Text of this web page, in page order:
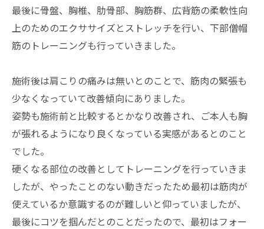
最後に骨盤、胸椎、肋骨部、胸筋群、広背筋の柔軟性向
上のためのエクササイズとストレッチを行い、下部僧帽
筋のトレーニングも行っていきました。
施術後は肩こりの痛みは無いとのことで、筋肉の緊張も
少なくなっていて改善傾向にありました。
姿勢も施術前と比較するとかなり改善され、ご本人も胸
が張れるようになり良くなっている実感があるとのこと
でした。
硬くなる部位の改善としてトレーニングを行っていきま
したが、やったことのない動きだったため最初は筋肉が
使えているか意識するのが難しいと仰っていましたが、
最後にコツを掴んだとのことだったので、最初はフォー